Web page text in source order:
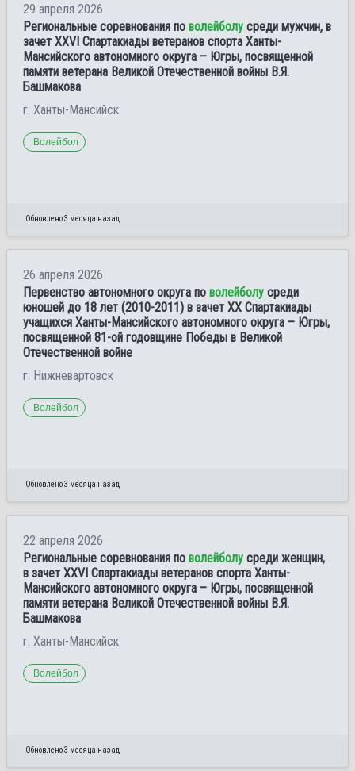
29 апреля 2026
Региональные соревнования по волейболу среди мужчин, в
зачет XXVI Спартакиады ветеранов спорта Ханты-
Мансийского автономного округа – Югры, посвященной
памяти ветерана Великой Отечественной войны В.Я.
Башмакова
г. Ханты-Мансийск
Волейбол
Обновлено 3 месяца назад
26 апреля 2026
Первенство автономного округа по волейболу среди
юношей до 18 лет (2010-2011) в зачет XX Спартакиады
учащихся Ханты-Мансийского автономного округа – Югры,
посвященной 81-ой годовщине Победы в Великой
Отечественной войне
г. Нижневартовск
Волейбол
Обновлено 3 месяца назад
22 апреля 2026
Региональные соревнования по волейболу среди женщин,
в зачет XXVI Спартакиады ветеранов спорта Ханты-
Мансийского автономного округа – Югры, посвященной
памяти ветерана Великой Отечественной войны В.Я.
Башмакова
г. Ханты-Мансийск
Волейбол
Обновлено 3 месяца назад